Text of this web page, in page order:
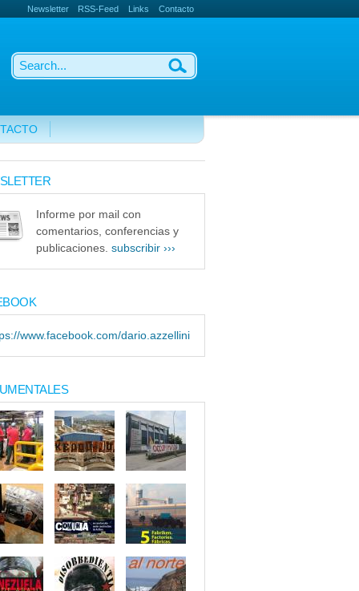
Newsletter RSS-Feed Links Contacto
Informe por mail con
comentarios, conferencias y
publicaciones. subscribir ›››
www.facebook.com/dario.azzellini